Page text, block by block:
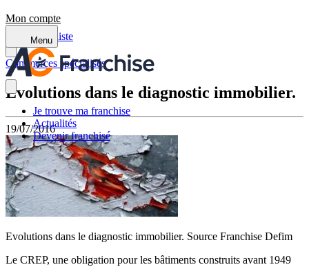
Mon compte
Menu
Je trouve ma franchise
Actualités
Devenir franchisé
Retour à la liste
Commerces spécialisés
Evolutions dans le diagnostic immobilier.
19/07/2016
Evolutions dans le diagnostic immobilier. Source Franchise Defim
Le CREP, une obligation pour les bâtiments construits avant 1949